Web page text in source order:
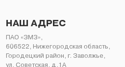
НАШ АДРЕС
ПАО «ЗМЗ»,
606522, Нижегородская область,
Городецкий район, г. Заволжье,
ул. Советская, д.1А